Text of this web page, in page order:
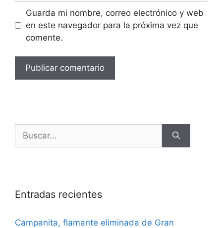
Guarda mi nombre, correo electrónico y web
en este navegador para la próxima vez que
comente.
Entradas recientes
Campanita, flamante eliminada de Gran